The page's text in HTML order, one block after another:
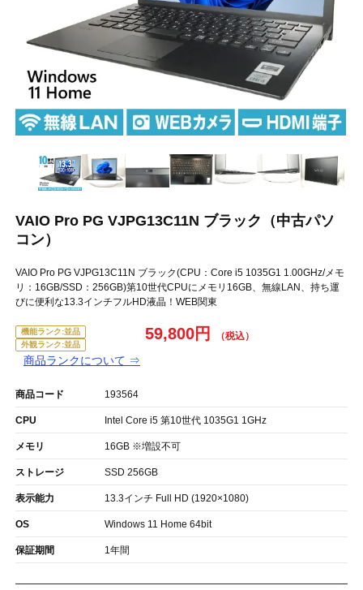
VAIO Pro PG VJPG13C11N ブラック（中古パソ
コン）
VAIO Pro PG VJPG13C11N ブラック(CPU：Core i5 1035G1 1.00GHz/メモ
リ：16GB/SSD：256GB)第10世代CPUにメモリ16GB、無線LAN、持ち運
びに便利な13.3インチフルHD液晶！WEB関東
機能ランク:並品
外観ランク:並品
商品ランクについて ⇒
59,800円
商品コード 193564
CPU Intel Core i5 第10世代 1035G1 1GHz
メモリ 16GB ※増設不可
ストレージ SSD 256GB
表示能力 13.3インチ Full HD (1920×1080)
OS Windows 11 Home 64bit
保証期間 1年間